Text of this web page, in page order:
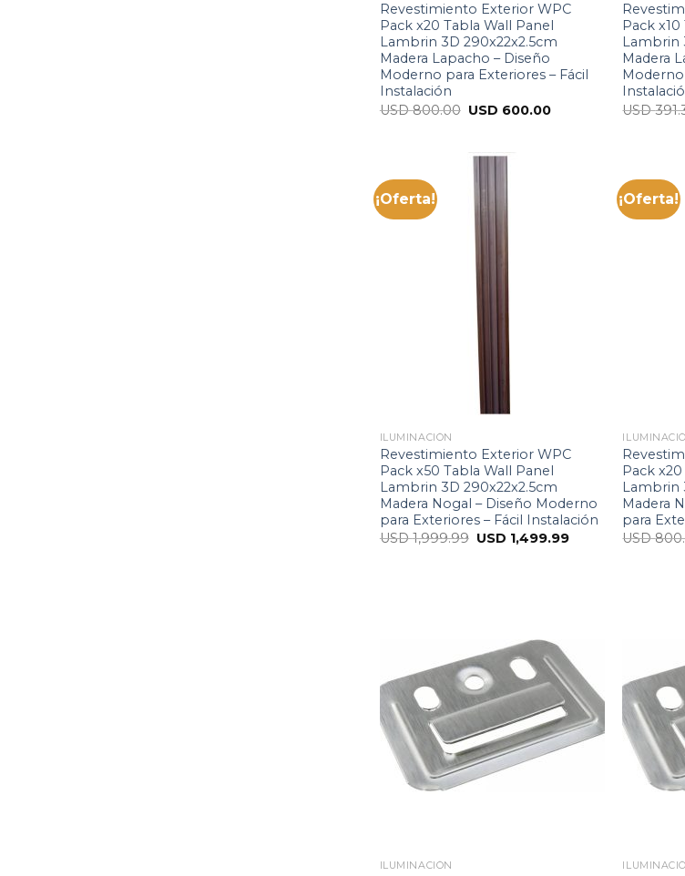
Revestimiento Exterior WPC
Pack x20 Tabla Wall Panel
Lambrin 3D 290x22x2.5cm
Madera Lapacho – Diseño
Moderno para Exteriores – Fácil
Instalación
USD800.00 USD 600.00
Pack
Lambrin
Madera
Moderno
USD
¡Oferta!
ILUMINACIÓN
Revestimiento Exterior WPC
Pack x50 Tabla Wall Panel
Lambrin 3D 290x22x2.5cm
Madera Nogal – Diseño Moderno
para Exteriores – Fácil Instalación
USD1,999.99 USD 1,499.99
¡Oferta!
Pack
Lambrin
Madera
para
USD
ILUMINACIÓN